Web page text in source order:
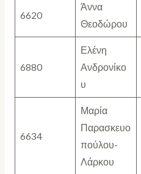
6620
Άννα
Θεοδώρου
6880
Ελένη
Ανδρονίκο
υ
6634
Μαρία
Παρασκευο
πούλου-
Λάρκου